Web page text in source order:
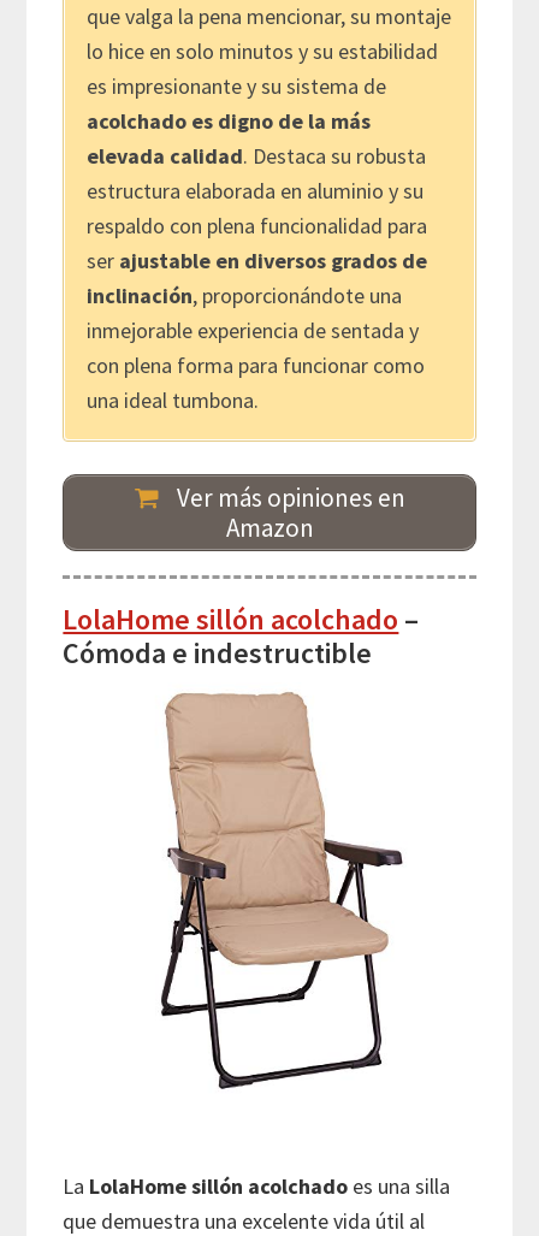
que valga la pena mencionar, su montaje
lo hice en solo minutos y su estabilidad
es impresionante y su sistema de
acolchado es digno de la más
elevada calidad. Destaca su robusta
estructura elaborada en aluminio y su
respaldo con plena funcionalidad para
ser ajustable en diversos grados de
inclinación, proporcionándote una
inmejorable experiencia de sentada y
con plena forma para funcionar como
una ideal tumbona.
Ver más opiniones en
Amazon
LolaHome sillón acolchado –
Cómoda e indestructible
La LolaHome sillón acolchado es una silla
que demuestra una excelente vida útil al